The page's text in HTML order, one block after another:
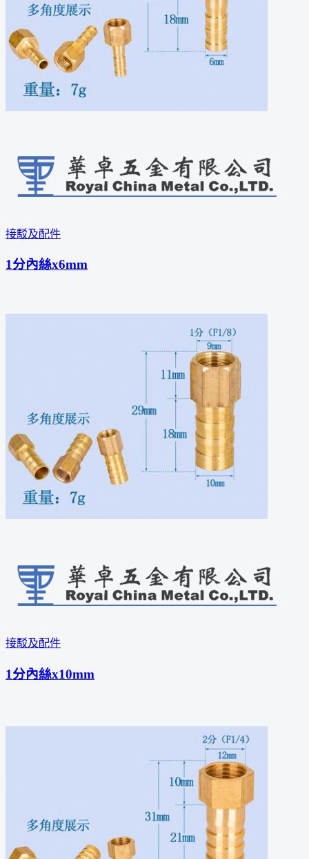
接駁及配件
1分內絲x6mm
接駁及配件
1分內絲x10mm